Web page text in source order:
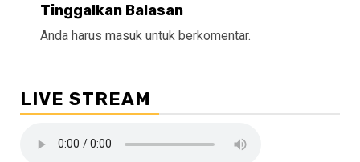
Tinggalkan Balasan
Anda harus masuk untuk berkomentar.
LIVE STREAM